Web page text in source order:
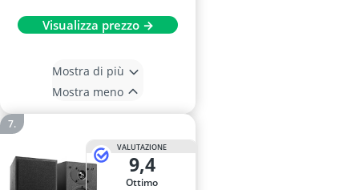
Visualizza prezzo →
Mostra di più
Mostra meno
VALUTAZIONE
9,4
Ottimo